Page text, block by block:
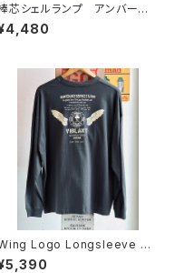
芯シェルランプ アンバーホ
ブルー
Logo Longsleeve T-
【viblant Original】